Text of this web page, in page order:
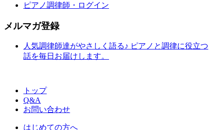
ピアノ調律師・ログイン
メルマガ登録
人気調律師達がやさしく語る♪ ピアノと調律に役立つ
話を毎日お届けします。
トップ
Q&A
お問い合わせ
はじめての方へ